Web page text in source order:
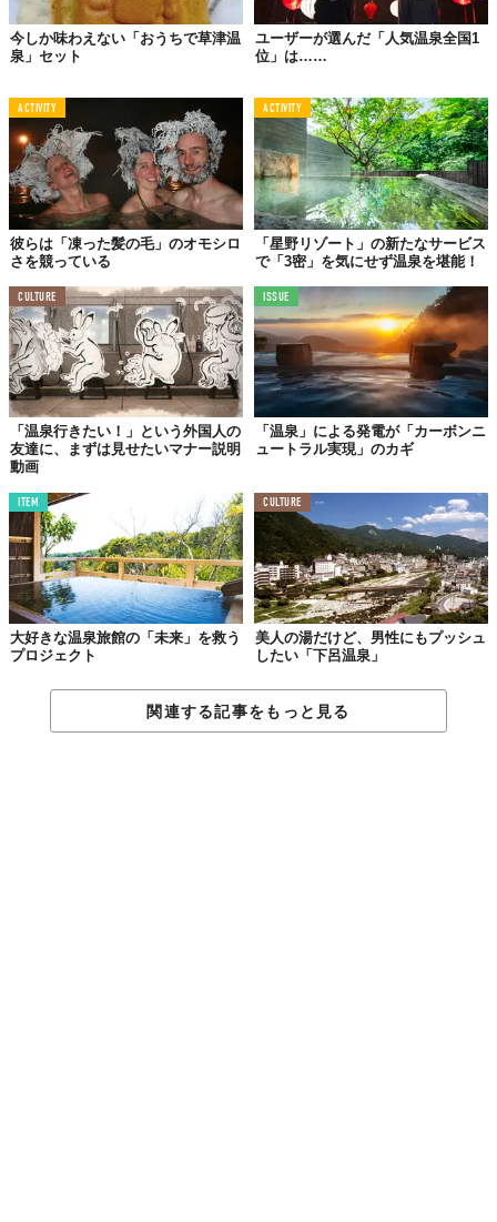
長野は、日本有数のワインの名産地。
この「ワインかき氷」のシロップには、信州のコンコードという
品種の葡萄で作ったワインを使用していて、上品な甘味が特徴
的。シロップを作る過程でアルコールが飛ぶので、お酒が苦手な
人でも安心して味わえますよ。
05.
「煎茶シロップかき氷」
界 遠州（静岡県・舘山寺温泉）
今しか味わえない「おうちで草津温
泉」セット
ユーザーが選んだ「人気温泉全国1
位」は……
ACTIVITY
彼らは「凍った髪の毛」のオモシロ
さを競っている
ACTIVITY
「星野リゾート」の新たなサービス
で「3密」を気にせず温泉を堪能！
CULTURE
「温泉行きたい！」という外国人の
友達に、まずは見せたいマナー説明
動画
ISSUE
「温泉」による発電が「カーボンニ
ュートラル実現」のカギ
ITEM
大好きな温泉旅館の「未来」を救う
プロジェクト
CULTURE
美人の湯だけど、男性にもプッシュ
したい「下呂温泉」
関連する記事をもっと見る